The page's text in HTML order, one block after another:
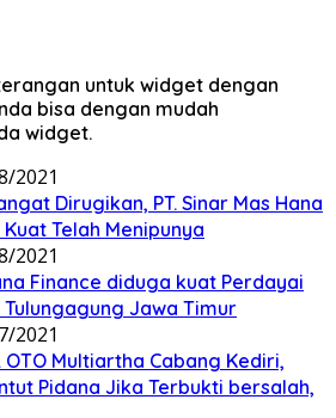
untuk widget dengan
bisa dengan mudah
widget.
2021
Dirugikan, PT. Sinar Mas Hana
Telah Menipunya
2021
Finance diduga kuat Perdayai
Jawa Timur
2021
OTO Multiartha Cabang Kediri,
Pidana Jika Terbukti bersalah,